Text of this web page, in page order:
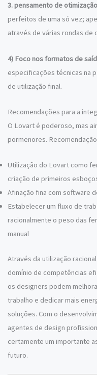
3. pensamento de
perfeitos de uma só vez;
através de várias rondas de
4) Foco nos formatos de
especificações técnicas na
de utilização final.
Recomendações para a
O Lovart é poderoso, mas
pormenores.
Utilização do Lovart como
criação de primeiros
Afinação fina com software
Estabelecer um fluxo de
racionalmente o peso das
manual
Através da utilização
domínio de competências
os designers podem
trabalho e dedicar mais
soluções. Com o
agentes de design
certamente um importante
futuro.